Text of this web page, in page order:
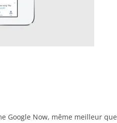
Google Now, même meilleur que